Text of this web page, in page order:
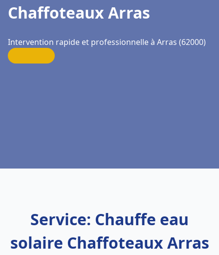
Chaffoteaux Arras
Intervention rapide et professionnelle à Arras (62000)
Service: Chauffe eau
solaire Chaffoteaux Arras